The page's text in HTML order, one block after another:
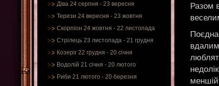
Діва 24 серпня - 23 вересня
Терези 24 вересня - 23 жовтня
Скорпіон 24 жовтня - 22 листопада
Стрілець 23 листопада - 21 грудня
Козеріг 22 грудня - 20 січня
Водолій 21 січня - 20 лютого
Риби 21 лютого - 20 березня
Разом